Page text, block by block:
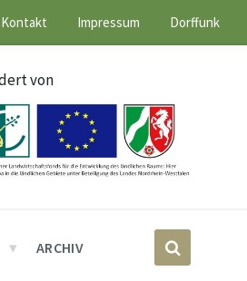
Kontakt Impressum Dorffunk
von
ARCHIV